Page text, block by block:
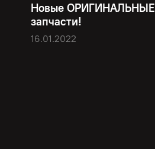
Новые ОРИГИНАЛЬНЫЕ
запчасти!
16.01.2022